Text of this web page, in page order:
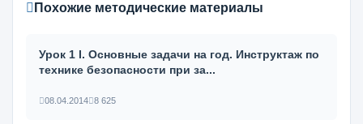
Похожие методические материалы
Урок 1 I. Основные задачи на год. Инструктаж по
технике безопасности при за...
08.04.2014 8 625